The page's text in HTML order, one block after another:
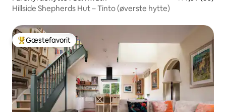
Hillside Shepherds Hut – Tinto (øverste hytte)
Bedste gæstefavorit
Gæstefavorit